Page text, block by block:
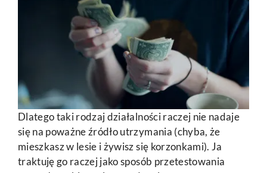
Dlatego taki rodzaj działalności raczej nie nadaje
się na poważne źródło utrzymania (chyba, że
mieszkasz w lesie i żywisz się korzonkami). Ja
traktuję go raczej jako sposób przetestowania